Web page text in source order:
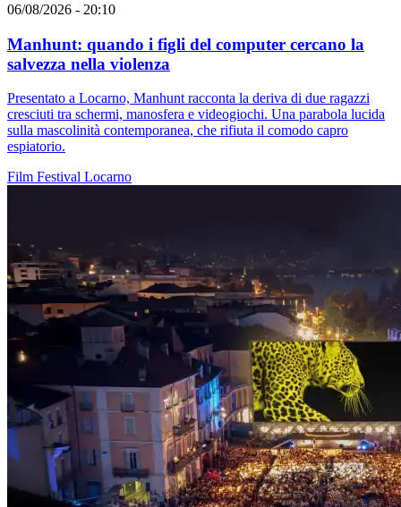
06/08/2026 - 20:10
Manhunt: quando i figli del computer cercano la
salvezza nella violenza
Presentato a Locarno, Manhunt racconta la deriva di due ragazzi
cresciuti tra schermi, manosfera e videogiochi. Una parabola lucida
sulla mascolinità contemporanea, che rifiuta il comodo capro
espiatorio.
Film Festival Locarno